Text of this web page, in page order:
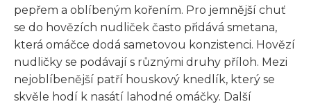
pepřem a oblíbeným kořením. Pro jemnější chuť
se do hovězích nudliček často přidává smetana,
která omáčce dodá sametovou konzistenci. Hovězí
nudličky se podávají s různými druhy příloh. Mezi
nejoblíbenější patří houskový knedlík, který se
skvěle hodí k nasátí lahodné omáčky. Další